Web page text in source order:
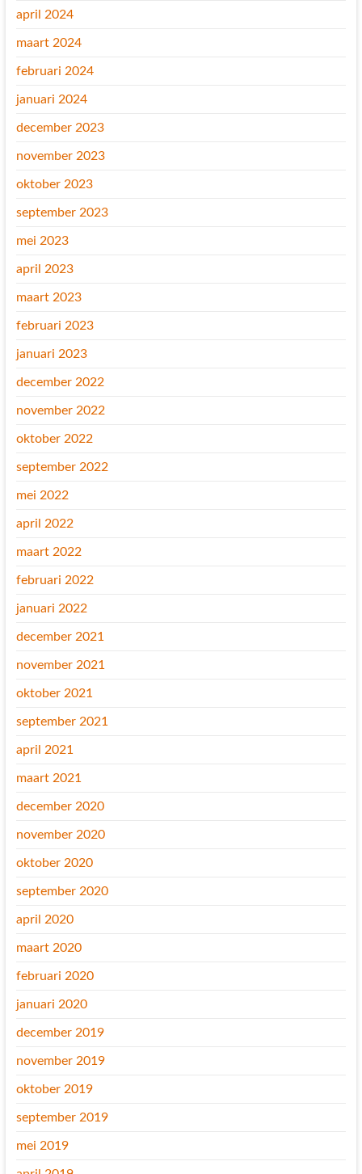
april 2024
maart 2024
februari 2024
januari 2024
december 2023
november 2023
oktober 2023
september 2023
mei 2023
april 2023
maart 2023
februari 2023
januari 2023
december 2022
november 2022
oktober 2022
september 2022
mei 2022
april 2022
maart 2022
februari 2022
januari 2022
december 2021
november 2021
oktober 2021
september 2021
april 2021
maart 2021
december 2020
november 2020
oktober 2020
september 2020
april 2020
maart 2020
februari 2020
januari 2020
december 2019
november 2019
oktober 2019
september 2019
mei 2019